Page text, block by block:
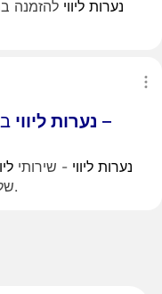
נערות ליווי להזמנה
נערות ליווי
נערות ליווי - שירותי
שלא תמצאו בשום מקום אחר באינטרנט.